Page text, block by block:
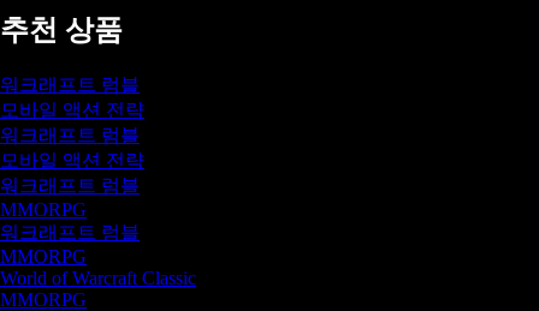
추천 상품
워크래프트 럼블
모바일 액션 전략
워크래프트 럼블
모바일 액션 전략
워크래프트 럼블
MMORPG
워크래프트 럼블
MMORPG
World of Warcraft Classic
MMORPG